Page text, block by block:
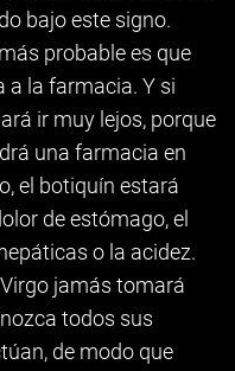
bajo este signo.
probable es que
a la farmacia. Y si
ir muy lejos, porque
una farmacia en
el botiquín estará
de estómago, el
o la acidez.
jamás tomará
todos sus
de modo que